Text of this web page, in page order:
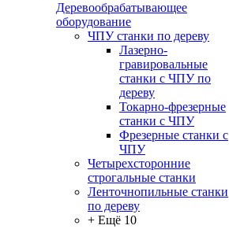
Деревообрабатывающее
оборудование
ЧПУ станки по дереву
Лазерно-
гравировальные
станки с ЧПУ по
дереву
Токарно-фрезерные
станки с ЧПУ
Фрезерные станки с
ЧПУ
Четырехсторонние
строгальные станки
Ленточнопильные станки
по дереву
+ Ещё 10